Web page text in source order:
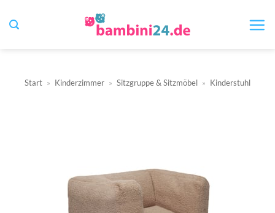
Inhalt
Start » Kinderzimmer » Sitzgruppe & Sitzmöbel » Kinderstuhl